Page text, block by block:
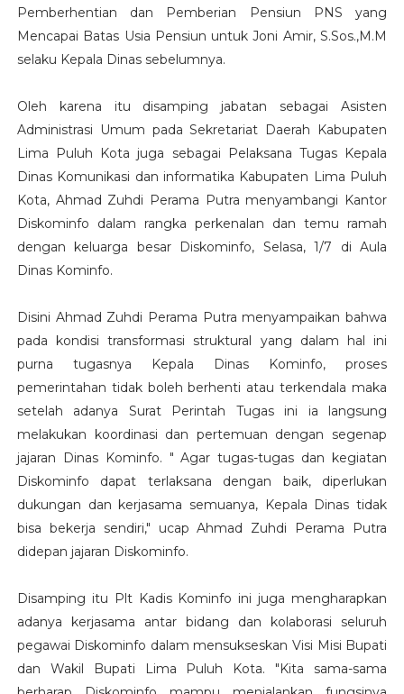
Pemberhentian dan Pemberian Pensiun PNS yang
Mencapai Batas Usia Pensiun untuk Joni Amir, S.Sos.,M.M
selaku Kepala Dinas sebelumnya.
Oleh karena itu disamping jabatan sebagai Asisten
Administrasi Umum pada Sekretariat Daerah Kabupaten
Lima Puluh Kota juga sebagai Pelaksana Tugas Kepala
Dinas Komunikasi dan informatika Kabupaten Lima Puluh
Kota, Ahmad Zuhdi Perama Putra menyambangi Kantor
Diskominfo dalam rangka perkenalan dan temu ramah
dengan keluarga besar Diskominfo, Selasa, 1/7 di Aula
Dinas Kominfo.
Disini Ahmad Zuhdi Perama Putra menyampaikan bahwa
pada kondisi transformasi struktural yang dalam hal ini
purna tugasnya Kepala Dinas Kominfo, proses
pemerintahan tidak boleh berhenti atau terkendala maka
setelah adanya Surat Perintah Tugas ini ia langsung
melakukan koordinasi dan pertemuan dengan segenap
jajaran Dinas Kominfo. " Agar tugas-tugas dan kegiatan
Diskominfo dapat terlaksana dengan baik, diperlukan
dukungan dan kerjasama semuanya, Kepala Dinas tidak
bisa bekerja sendiri," ucap Ahmad Zuhdi Perama Putra
didepan jajaran Diskominfo.
Disamping itu Plt Kadis Kominfo ini juga mengharapkan
adanya kerjasama antar bidang dan kolaborasi seluruh
pegawai Diskominfo dalam mensukseskan Visi Misi Bupati
dan Wakil Bupati Lima Puluh Kota. "Kita sama-sama